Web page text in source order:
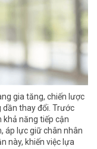
gia tăng, chiến lược
dần thay đổi. Trước
khả năng tiếp cận
áp lực giữ chân nhân
này, khiến việc lựa